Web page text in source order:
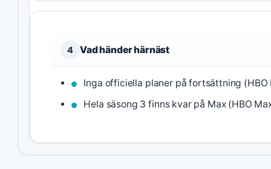
4 Vad händer härnäst
Inga officiella planer på fortsättning
Hela säsong 3 finns kvar på Max (HBO